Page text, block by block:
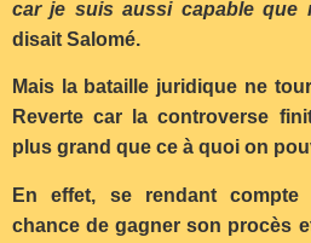
car je suis aussi capable que
disait Salomé.
Mais la bataille juridique ne
Reverte car la controverse
plus grand que ce à quoi on
En effet, se rendant compte
chance de gagner son procès